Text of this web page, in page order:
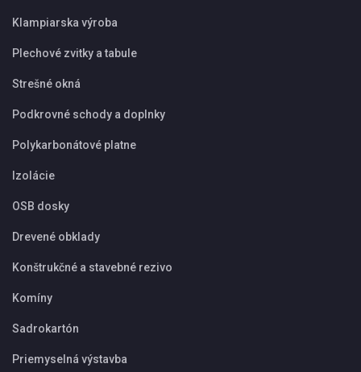
Klampiarska výroba
Plechové zvitky a tabule
Strešné okná
Podkrovné schody a doplnky
Polykarbonátové platne
Izolácie
OSB dosky
Drevené obklady
Konštrukčné a stavebné rezivo
Komíny
Sadrokartón
Priemyselná výstavba